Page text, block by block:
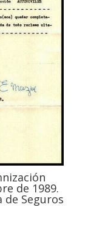
de 1989.
Seguros